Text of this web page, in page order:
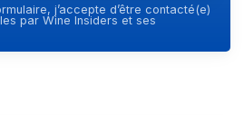
j’accepte d’être contacté(e)
par Wine Insiders et ses